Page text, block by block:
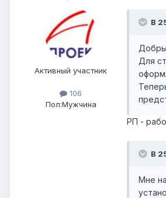
Активный участник
106
Пол:Мужчина
В
Для
РП -
В
Мне